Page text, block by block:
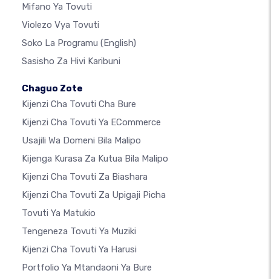
Mifano Ya Tovuti
Violezo Vya Tovuti
Soko La Programu (English)
Sasisho Za Hivi Karibuni
Chaguo Zote
Kijenzi Cha Tovuti Cha Bure
Kijenzi Cha Tovuti Ya ECommerce
Usajili Wa Domeni Bila Malipo
Kijenga Kurasa Za Kutua Bila Malipo
Kijenzi Cha Tovuti Za Biashara
Kijenzi Cha Tovuti Za Upigaji Picha
Tovuti Ya Matukio
Tengeneza Tovuti Ya Muziki
Kijenzi Cha Tovuti Ya Harusi
Portfolio Ya Mtandaoni Ya Bure